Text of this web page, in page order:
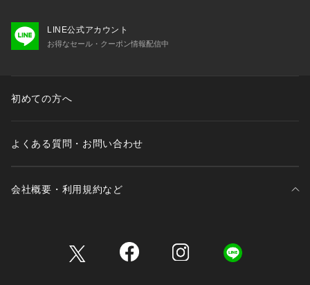
LINE公式アカウント
お得なセール・クーポン情報配信中
初めての方へ
よくある質問・お問い合わせ
会社概要・利用規約など